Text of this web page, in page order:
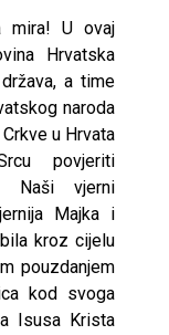
mira! U ovaj
Hrvatska
a time
naroda
u Hrvata
povjeriti
Naši vjerni
Majka i
kroz cijelu
pouzdanjem
kod svoga
Isusa Krista